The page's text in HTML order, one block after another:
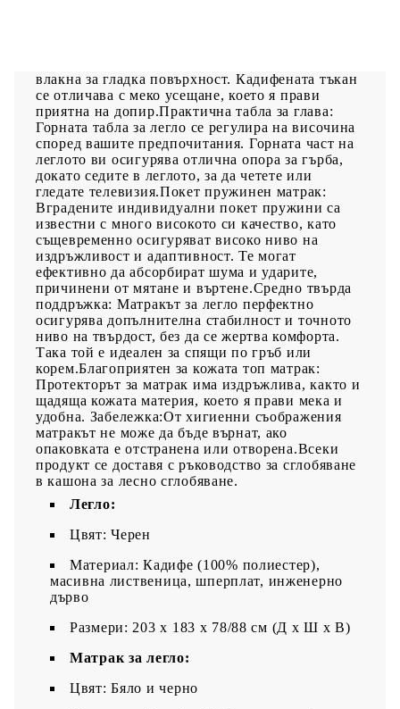
влакна за гладка повърхност. Кадифената тъкан
се отличава с меко усещане, което я прави
приятна на допир.Практична табла за глава:
Горната табла за легло се регулира на височина
според вашите предпочитания. Горната част на
леглото ви осигурява отлична опора за гърба,
докато седите в леглото, за да четете или
гледате телевизия.Покет пружинен матрак:
Вградените индивидуални покет пружини са
известни с много високото си качество, като
същевременно осигуряват високо ниво на
издръжливост и адаптивност. Те могат
ефективно да абсорбират шума и ударите,
причинени от мятане и въртене.Средно твърда
поддръжка: Матракът за легло перфектно
осигурява допълнителна стабилност и точното
ниво на твърдост, без да се жертва комфорта.
Така той е идеален за спящи по гръб или
корем.Благоприятен за кожата топ матрак:
Протекторът за матрак има издръжлива, както и
щадяща кожата материя, което я прави мека и
удобна. Забележка:От хигиенни съображения
матракът не може да бъде върнат, ако
опаковката е отстранена или отворена.Всеки
продукт се доставя с ръководство за сглобяване
в кашона за лесно сглобяване.
Легло:
Цвят: Черен
Материал: Кадифе (100% полиестер),
масивна лиственица, шперплат, инженерно
дърво
Размери: 203 x 183 x 78/88 см (Д x Ш x В)
Матрак за легло:
Цвят: Бяло и черно